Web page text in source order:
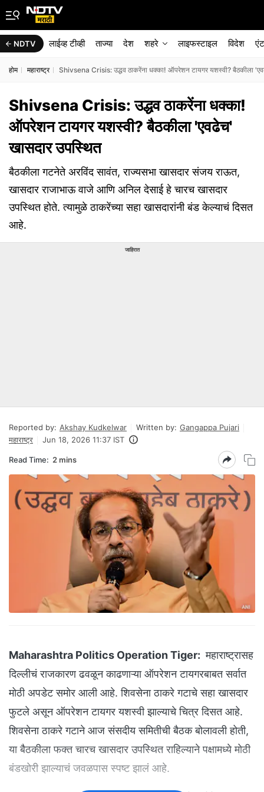
NDTV लाईव्ह टीव्ही ताज्या देश शहरे लाइफस्टाइल विदेश
होम महाराष्ट्र Shivsena Crisis: उद्धव ठाकरेंना धक्का! ऑपरेशन टायगर यशस्वी? बैठकीला
Shivsena Crisis: उद्धव ठाकरेंना धक्का!
ऑपरेशन टायगर यशस्वी? बैठकीला 'एवढेच'
खासदार उपस्थित
बैठकीला गटनेते अरविंद सावंत, राज्यसभा खासदार संजय राऊत,
खासदार राजाभाऊ वाजे आणि अनिल देसाई हे चारच खासदार
उपस्थित होते. त्यामुळे ठाकरेंच्या सहा खासदारांनी बंड केल्याचं दिसत
आहे.
जाहिरात
Reported by: Akshay Kudkelwar Written by: Gangappa Pujari
महाराष्ट्र
Jun 18, 2026 11:37 IST
Read Time: 2 mins
Maharashtra Politics Operation Tiger: महाराष्ट्रासह
दिल्लीचं राजकारण ढवळून काढणाऱ्या ऑपरेशन टायगरबाबत सर्वात
मोठी अपडेट समोर आली आहे. शिवसेना ठाकरे गटाचे सहा खासदार
फुटले असून ऑपरेशन टायगर यशस्वी झाल्याचे चित्र दिसत आहे.
शिवसेना ठाकरे गटाने आज संसदीय समितीची बैठक बोलावली होती,
या बैठकीला फक्त चारच खासदार उपस्थित राहिल्याने पक्षामध्ये मोठी
बंडखोरी झाल्याचं जवळपास स्पष्ट झालं आहे.